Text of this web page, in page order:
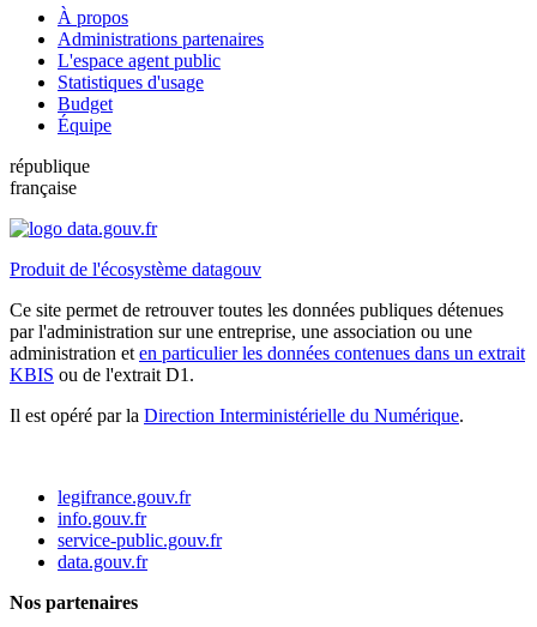
À propos
Administrations partenaires
L'espace agent public
Statistiques d'usage
Budget
Équipe
république
française
Produit de l'écosystème datagouv
Ce site permet de retrouver toutes les données publiques détenues
par l'administration sur une entreprise, une association ou une
administration et en particulier les données contenues dans un extrait
KBIS ou de l'extrait D1.
Il est opéré par la Direction Interministérielle du Numérique.
legifrance.gouv.fr
info.gouv.fr
service-public.gouv.fr
data.gouv.fr
Nos partenaires